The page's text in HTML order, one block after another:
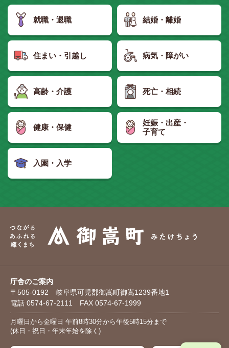
就職・退職 結婚・離婚
住まい・引越し 病気・障がい
高齢・介護 死亡・相続
健康・保健
妊娠・出産・
子育て
入園・入学
庁舎のご案内
〒505-0192 岐阜県可児郡御嵩町御嵩1239番地1
電話 0574-67-2111 FAX 0574-67-1999
月曜日から金曜日 午前8時30分から午後5時15分まで
(休日・祝日・年末年始を除く)